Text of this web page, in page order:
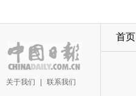
关于我们 联系我们
首页